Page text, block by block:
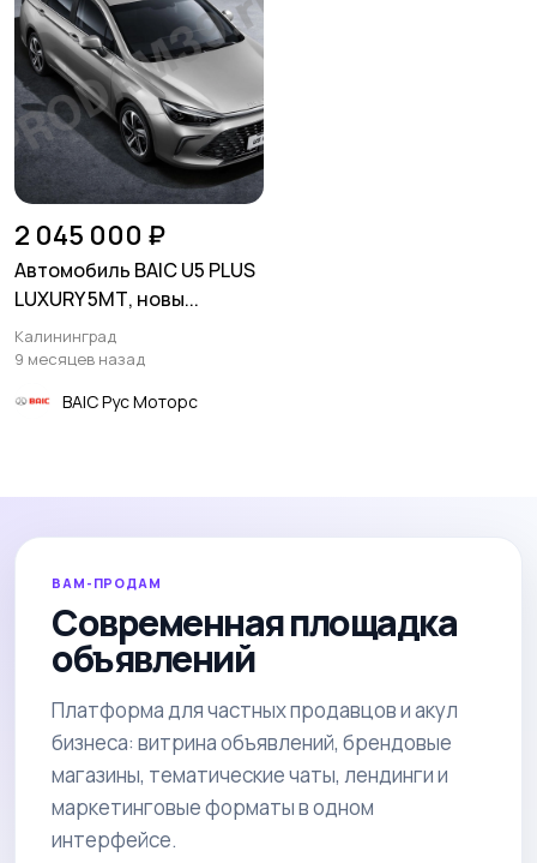
2 045 000 ₽
Автомобиль BAIC U5 PLUS
LUXURY 5МТ, новы...
Калининград
9 месяцев назад
BAIC Рус Моторс
ВАМ-ПРОДАМ
Современная площадка
объявлений
Платформа для частных продавцов и акул
бизнеса: витрина объявлений, брендовые
магазины, тематические чаты, лендинги и
маркетинговые форматы в одном
интерфейсе.